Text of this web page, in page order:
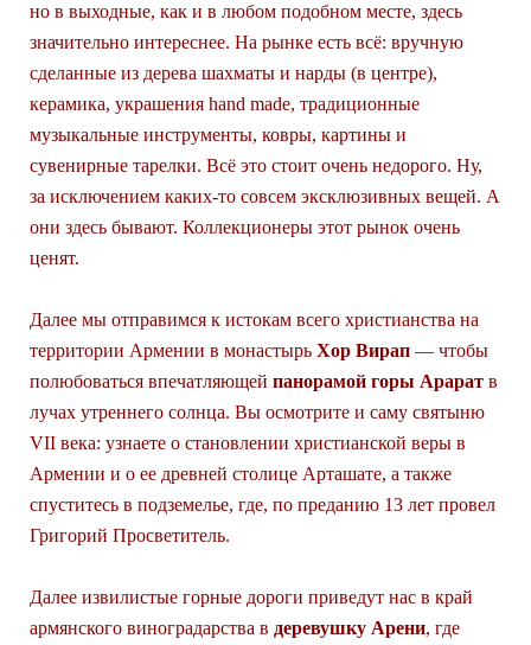
но в выходные, как и в любом подобном месте, здесь
значительно интереснее. На рынке есть всё: вручную
сделанные из дерева шахматы и нарды (в центре),
керамика, украшения hand made, традиционные
музыкальные инструменты, ковры, картины и
сувенирные тарелки. Всё это стоит очень недорого. Ну,
за исключением каких-то совсем эксклюзивных вещей. А
они здесь бывают. Коллекционеры этот рынок очень
ценят.
Далее мы отправимся к истокам всего христианства на
территории Армении в монастырь Хор Вирап — чтобы
полюбоваться впечатляющей панорамой горы Арарат в
лучах утреннего солнца. Вы осмотрите и саму святыню
VII века: узнаете о становлении христианской веры в
Армении и о ее древней столице Арташате, а также
спуститесь в подземелье, где, по преданию 13 лет провел
Григорий Просветитель.
Далее извилистые горные дороги приведут нас в край
армянского виноградарства в деревушку Арени, где